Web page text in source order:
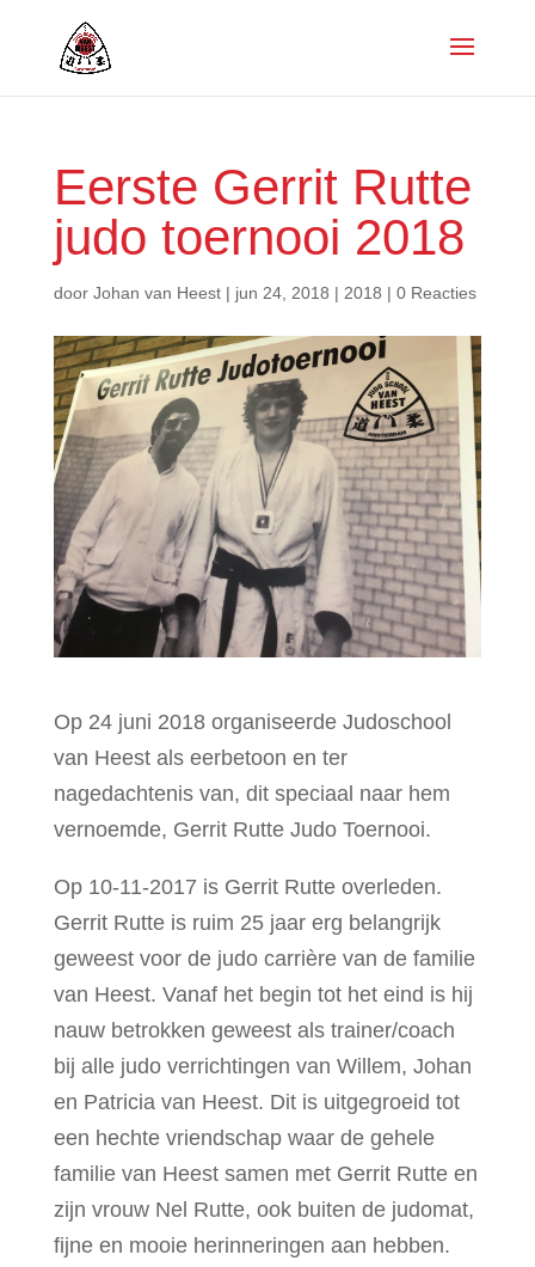
Eerste Gerrit Rutte
judo toernooi 2018
door Johan van Heest| jun 24, 2018 | 2018 | 0 Reacties
Op 24 juni 2018 organiseerde Judoschool
van Heest als eerbetoon en ter
nagedachtenis van, dit speciaal naar hem
vernoemde, Gerrit Rutte Judo Toernooi.
Op 10-11-2017 is Gerrit Rutte overleden.
Gerrit Rutte is ruim 25 jaar erg belangrijk
geweest voor de judo carrière van de familie
van Heest. Vanaf het begin tot het eind is hij
nauw betrokken geweest als trainer/coach
bij alle judo verrichtingen van Willem, Johan
en Patricia van Heest. Dit is uitgegroeid tot
een hechte vriendschap waar de gehele
familie van Heest samen met Gerrit Rutte en
zijn vrouw Nel Rutte, ook buiten de judomat,
fijne en mooie herinneringen aan hebben.